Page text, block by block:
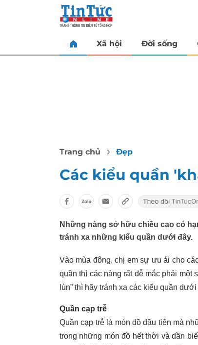
Xã hội Đời sống
Trang chủ Đẹp
Các kiểu quần
Những nàng sở hữu chiều cao có
tránh xa những kiểu quần dưới đây.
Vào mùa đông, chị em sự ưu ái cho
quần thì các nàng rất dễ mắc phải một
lùn” thì hãy tránh xa các kiểu quần dưới
Quần cạp trễ
Quần cạp trễ là món đồ đầu tiên mà
trong những món đồ hết thời và dần